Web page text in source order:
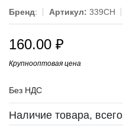
Бренд: Артикул: 339CH
160.00 ₽
Крупнооптовая цена
Без НДС
Наличие товара,